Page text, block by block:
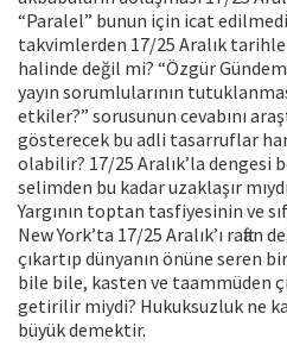
“Paralel” bunun için icat
takvimlerden 17/25 Aralık
halinde değil mi? “Özgür
yayın sorumlularının
etkiler?” sorusunun cevabını
gösterecek bu adli tasarruflar
olabilir? 17/25 Aralık’la dengesi
selimden bu kadar uzaklaşır
Yargının toptan tasfiyesinin ve
New York’ta 17/25 Aralık’ı raftan
çıkartıp dünyanın önüne seren bir
bile bile, kasten ve taammüden
getirilir miydi? Hukuksuzluk ne
büyük demektir.